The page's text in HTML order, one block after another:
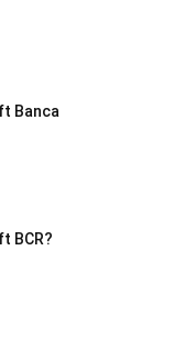
Banca
BCR?